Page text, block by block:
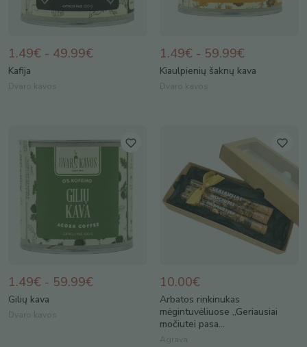
1.49€ - 49.99€
Kafija
Dvaro kavos
1.49€ - 59.99€
Kiaulpienių šaknų kava
Dvaro kavos
1.49€ - 59.99€
Gilių kava
Dvaro kavos
10.00€
Arbatos rinkinukas
mėgintuvėliuose „Geriausiai
močiutei pasa...
Agrava